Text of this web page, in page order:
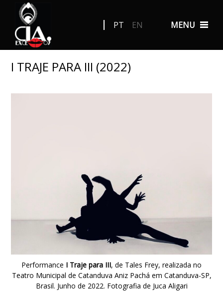
MENU
PT EN
I TRAJE PARA III (2022)
Performance I Traje para III, de Tales Frey, realizada no
Teatro Municipal de Catanduva Aniz Pachá em Catanduva-SP,
Brasil. Junho de 2022. Fotografia de Juca Aligari